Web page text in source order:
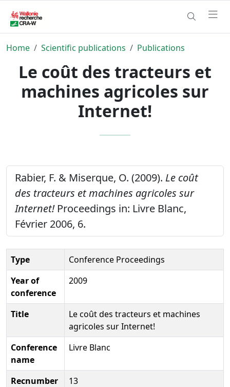
Home Scientific publications Publications
Le coût des tracteurs et
machines agricoles sur
Internet!
Rabier, F. & Miserque, O. (2009). Le coût
des tracteurs et machines agricoles sur
Internet!Proceedings in: Livre Blanc,
Février 2006, 6.
Type
Conference Proceedings
Year of
conference
2009
Title
Le coût des tracteurs et machines
agricoles sur Internet!
Conference
name
Livre Blanc
Recnumber
13